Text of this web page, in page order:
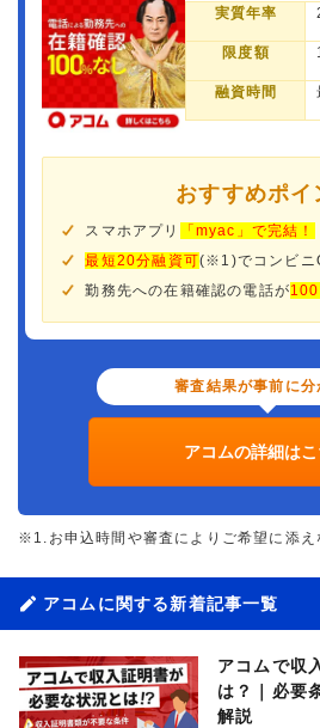
実質年率
限度額
融資時間
おすすめポイ
スマホアプリ
「myac」で完結！
最短20分融資可(※1)でコンビニ
勤務先への在籍確認の電話が
審査結果が事前に
アコムの詳細は
※1.お申込時間や審査によりご希望に添え
アコムに関する新着記事一覧
アコムで収
は？｜必要
解説